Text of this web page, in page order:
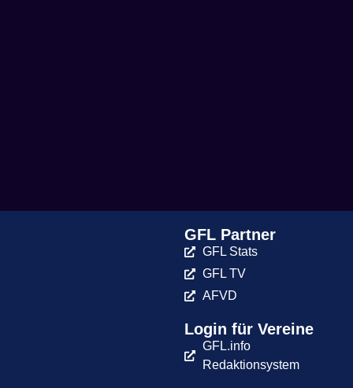
GFL Partner
GFL Stats
GFL TV
AFVD
Login für Vereine
GFL.info
Redaktionsystem